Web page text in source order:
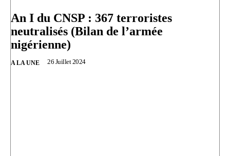
An I du CNSP : 367 terroristes
neutralisés (Bilan de l’armée
nigérienne)
A LA UNE 26 Juillet 2024